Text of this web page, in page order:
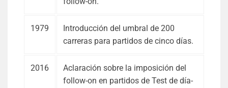
1979
Introducción del umbral de 200
carreras para partidos de cinco días.
2016
Aclaración sobre la imposición del
follow-on en partidos de Test de día-